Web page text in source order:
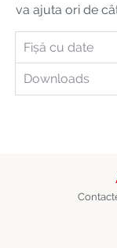
va ajuta ori de
Fișă cu date
Downloads